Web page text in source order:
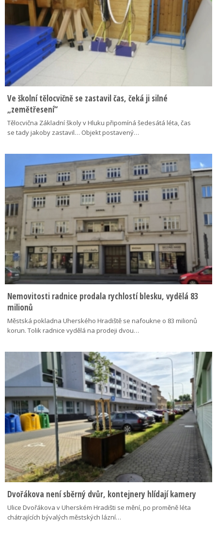
Ve školní tělocvičně se zastavil čas, čeká ji silné
„zemětřesení“
Tělocvična Základní školy v Hluku připomíná šedesátá léta, čas
se tady jakoby zastavil… Objekt postavený…
Nemovitosti radnice prodala rychlostí blesku, vydělá 83
milionů
Městská pokladna Uherského Hradiště se nafoukne o 83 milionů
korun. Tolik radnice vydělá na prodeji dvou…
Dvořákova není sběrný dvůr, kontejnery hlídají kamery
Ulice Dvořákova v Uherském Hradišti se mění, po proměně léta
chátrajících bývalých městských lázní…